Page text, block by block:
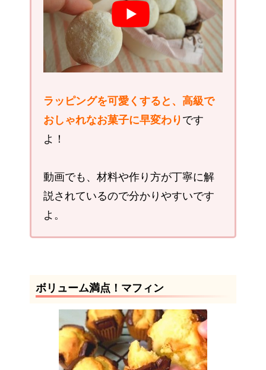
ラッピングを可愛くすると、高級で
おしゃれなお菓子に早変わり です
よ！
動画でも、材料や作り方が丁寧に解
説されているので分かりやすいです
よ。
ボリューム満点！マフィン